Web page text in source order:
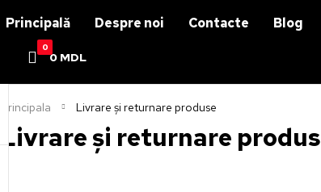
Principală Despre noi Contacte Blog
0
0 MDL
Livrare și returnare
Principala Livrare și returnare produse